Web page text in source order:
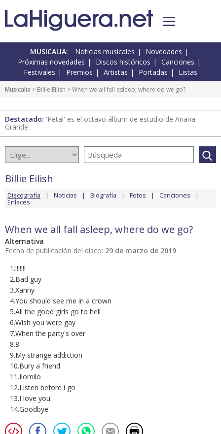
MUSICALIA: Noticias musicales
Novedades
Próximas novedades
Discos históricos
Canciones
Festivales
Premios Artistas Portadas Listas
Musicalia > Billie Eilish > When we all fall asleep, where do we go?
Destacado: 'Petal' es el octavo álbum de estudio de Ariana
Grande
Billie Eilish
Discografía Noticias Biografía Fotos Canciones
Enlaces
When we all fall asleep, where do we go?
Alternativa
Fecha de publicación del disco: 29 de marzo de 2019
1.!!!!!!!
2.Bad guy
3.Xanny
4.You should see me in a crown
5.All the good girls go to hell
6.Wish you were gay
7.When the party's over
8.8
9.My strange addiction
10.Bury a friend
11.Ilomilo
12.Listen before i go
13.I love you
14.Goodbye